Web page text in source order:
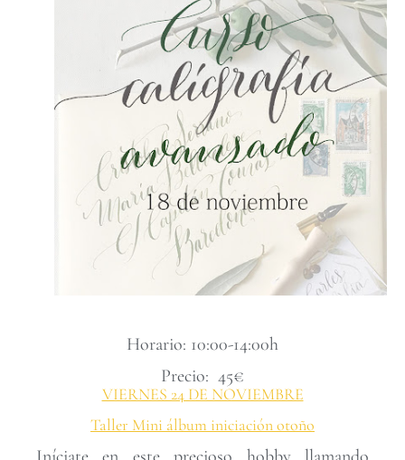
Horario: 10:00-14:00h
Precio: 45€
VIERNES 24 DE NOVIEMBRE
Taller Mini álbum iniciación otoño